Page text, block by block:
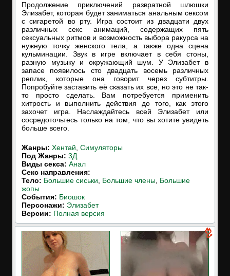
Продолжение приключений развратной шлюшки
Элизабет, которая будет заниматься анальным сексом
с сигаретой во рту. Игра состоит из двадцати двух
различных секс анимаций, содержащих пять
сексуальных ритмов и возможность выбора ракурса на
нужную точку женского тела, а также одна сцена
кульминации. Звук в игре включает в себя стоны,
разную музыку и окружающий шум. У Элизабет в
запасе появилось сто двадцать восемь различных
реплик, которые она говорит через субтитры.
Попробуйте заставить её сказать их все, но это не так-
то просто сделать. Вам потребуется применить
хитрость и выполнить действия до того, как этого
захочет игра. Наслаждайтесь всей Элизабет или
сосредоточьтесь только на том, что вы хотите увидеть
больше всего.
Жанры: Хентай Симуляторы
Под Жанры: 3Д
Виды секса: Анал
Cекс направления:
Тело: Большие сиськи Большие члены Большие
жопы
События: Биошок
Персонажи: Элизабет
Версии: Полная версия